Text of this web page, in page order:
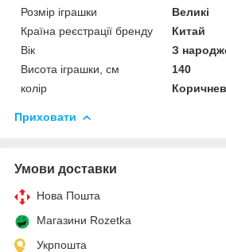
Розмір іграшки
Великі
Країна реєстрації бренду
Китай
Вік
З
Висота іграшки, см
140
колір
Приховати
Умови доставки
Нова Пошта
Магазини Rozetka
Укрпошта